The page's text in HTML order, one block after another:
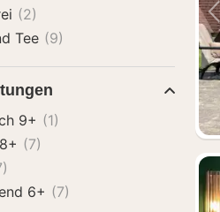
(2)
Tee (9)
9+ (1)
(7)
6+ (7)